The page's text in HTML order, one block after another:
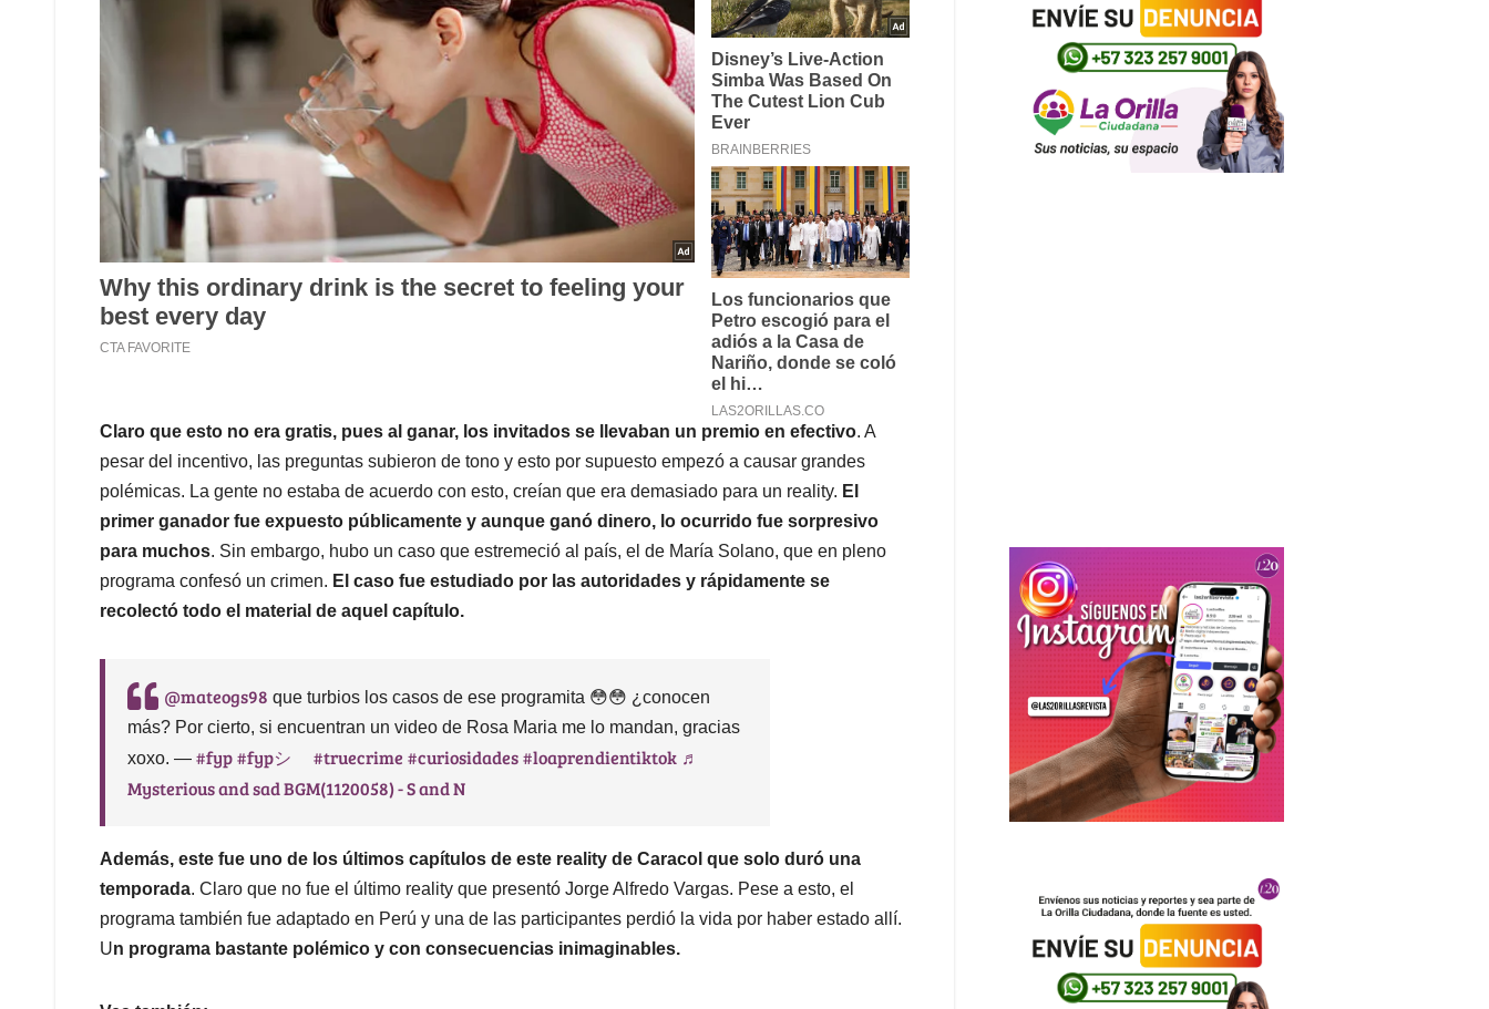
Claro que esto no era gratis, pues al ganar, los invitados se llevaban un premio en efectivo. A
pesar del incentivo, las preguntas subieron de tono y esto por supuesto empezó a causar grandes
polémicas. La gente no estaba de acuerdo con esto, creían que era demasiado para un reality. El
primer ganador fue expuesto públicamente y aunque ganó dinero, lo ocurrido fue sorpresivo
para muchos. Sin embargo, hubo un caso que estremeció al país, el de María Solano, que en pleno
programa confesó un crimen. El caso fue estudiado por las autoridades y rápidamente se
recolectó todo el material de aquel capítulo.
@mateogs98 que turbios los casos de ese programita 😳😳 ¿conocen
más? Por cierto, si encuentran un video de Rosa Maria me lo mandan, gracias
xoxo. — #fyp#fypシ゚ #truecrime #curiosidades#loaprendientiktok ♬
Mysterious and sad BGM(1120058) - S and N
Además, este fue uno de los últimos capítulos de este reality de Caracol que solo duró una
temporada. Claro que no fue el último reality que presentó Jorge Alfredo Vargas. Pese a esto, el
programa también fue adaptado en Perú y una de las participantes perdió la vida por haber estado allí.
Un programa bastante polémico y con consecuencias inimaginables.